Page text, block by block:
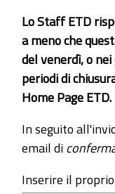
Lo Staff ETD
a meno che
del venerdì, o
periodi di
Home Page ETD.
In seguito
email di
Inserire il